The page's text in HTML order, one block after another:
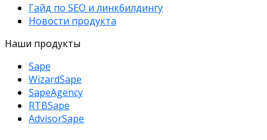
Гайд по SEO и линкбилдингу
Новости продукта
Наши продукты
Sape
WizardSape
SapeAgency
RTBSape
AdvisorSape